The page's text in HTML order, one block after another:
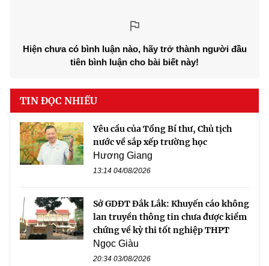
Hiện chưa có bình luận nào, hãy trở thành người đầu
tiên bình luận cho bài biết này!
TIN ĐỌC NHIỀU
Yêu cầu của Tổng Bí thư, Chủ tịch
nước về sắp xếp trường học
Hương Giang
13:14 04/08/2026
Sở GDĐT Đắk Lắk: Khuyến cáo không
lan truyền thông tin chưa được kiểm
chứng về kỳ thi tốt nghiệp THPT
Ngọc Giàu
20:34 03/08/2026